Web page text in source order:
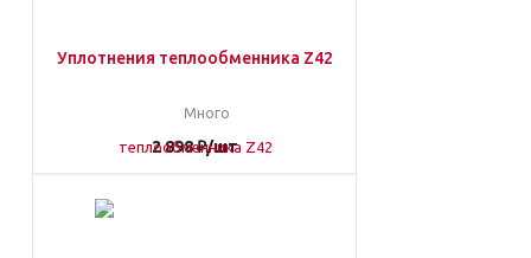
Уплотнения теплообменника Z42
Много
2 898₽/шт